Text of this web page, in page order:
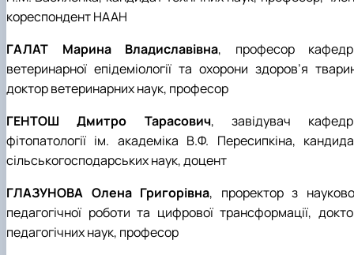
кореспондент НААН
ГАЛАТ Марина Владиславівна, професор
ветеринарної епідеміології та охорони здоров’я
доктор ветеринарних наук, професор
ГЕНТОШ Дмитро Тарасович, завідувач
фітопатології ім. академіка В.Ф. Пересипкіна,
сільськогосподарських наук, доцент
ГЛАЗУНОВА Олена Григорівна, проректор з
педагогічної роботи та цифрової трансформації,
педагогічних наук, професор